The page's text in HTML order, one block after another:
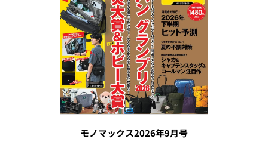
モノマックス2026年9月号